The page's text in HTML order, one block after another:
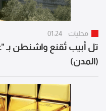
محليات 01:24
تل أبيب تُقنع واشنطن بـ
(المدن)